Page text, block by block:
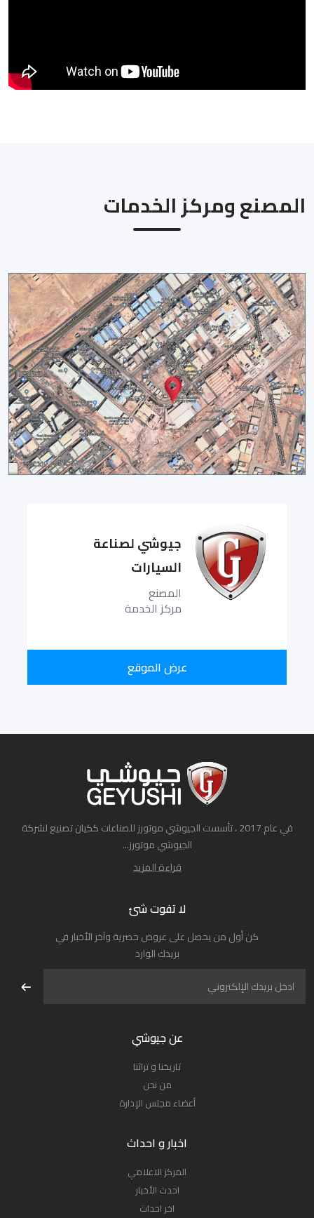
المصنع ومركز الخدمات
جيوشي لصناعة
السيارات
المصنع
مركز الخدمة
عرض الموقع
في عام 2017 ، تأسست الجيوشي موتورز للصناعات ككيان تصنيع لشركة
الجيوشي موتورز...
قراءة المزيد
لا تفوت شئ
كن أول من يحصل على عروض حصرية وآخر الأخبار في
بريدك الوارد
عن جيوشي
تاريخنا و تراثنا
من نحن
أعضاء مجلس الإدارة
اخبار و احداث
المركز الاعلامي
احدث الأخبار
اخر احداث